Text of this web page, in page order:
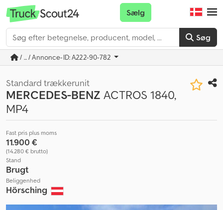
Søg
Sælg
/ ... / Annonce-ID: A222-90-782
Standard trækkerunit
MERCEDES-BENZ ACTROS 1840,
MP4
Fast pris plus moms
11.900 €
(14.280 € brutto)
Stand
Brugt
Beliggenhed
Hörsching